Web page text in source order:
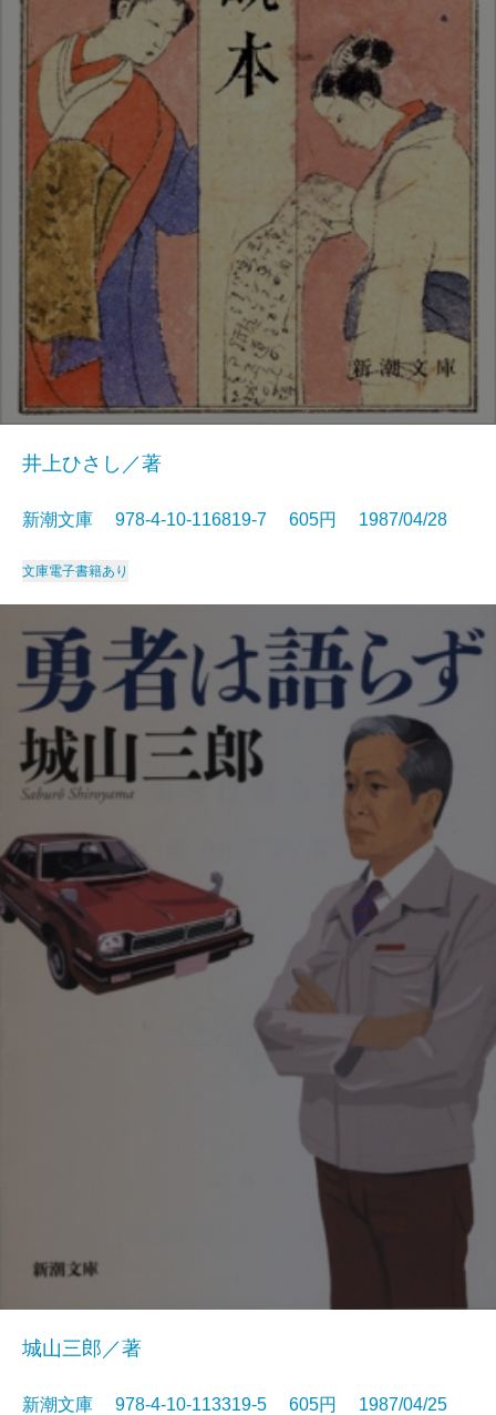
井上ひさし／著
新潮文庫 978-4-10-116819-7 605円 1987/04/28
文庫電子書籍あり
城山三郎／著
新潮文庫 978-4-10-113319-5 605円 1987/04/25